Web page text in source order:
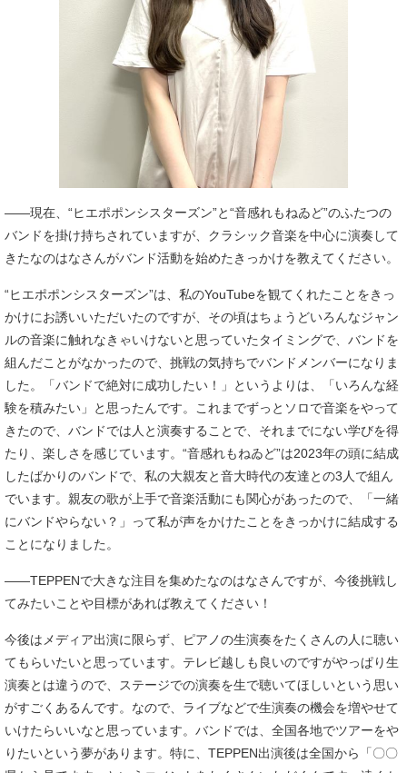
――現在、“ヒエポポンシスターズン”と“音感れもねゐど”のふたつの
バンドを掛け持ちされていますが、クラシック音楽を中心に演奏して
きたなのはなさんがバンド活動を始めたきっかけを教えてください。
“ヒエポポンシスターズン”は、私のYouTubeを観てくれたことをきっ
かけにお誘いいただいたのですが、その頃はちょうどいろんなジャン
ルの音楽に触れなきゃいけないと思っていたタイミングで、バンドを
組んだことがなかったので、挑戦の気持ちでバンドメンバーになりま
した。「バンドで絶対に成功したい！」というよりは、「いろんな経
験を積みたい」と思ったんです。これまでずっとソロで音楽をやって
きたので、バンドでは人と演奏することで、それまでにない学びを得
たり、楽しさを感じています。“音感れもねゐど”は2023年の頭に結成
したばかりのバンドで、私の大親友と音大時代の友達との3人で組ん
でいます。親友の歌が上手で音楽活動にも関心があったので、「一緒
にバンドやらない？」って私が声をかけたことをきっかけに結成する
ことになりました。
――TEPPENで大きな注目を集めたなのはなさんですが、今後挑戦し
てみたいことや目標があれば教えてください！
今後はメディア出演に限らず、ピアノの生演奏をたくさんの人に聴い
てもらいたいと思っています。テレビ越しも良いのですがやっぱり生
演奏とは違うので、ステージでの演奏を生で聴いてほしいという思い
がすごくあるんです。なので、ライブなどで生演奏の機会を増やせて
いけたらいいなと思っています。バンドでは、全国各地でツアーをや
りたいという夢があります。特に、TEPPEN出演後は全国から「〇〇